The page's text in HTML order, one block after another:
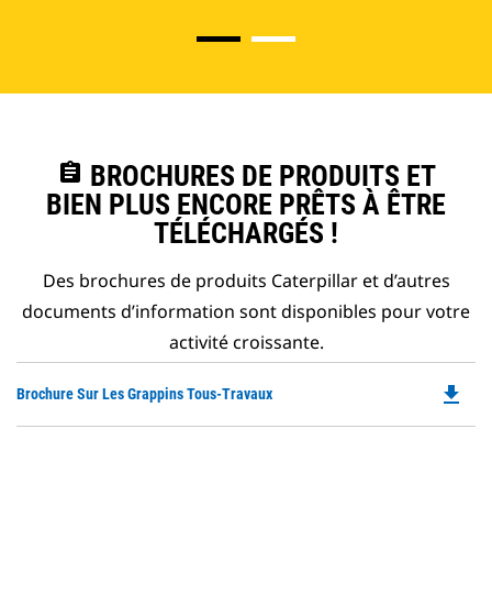
assignment BROCHURES DE PRODUITS ET
BIEN PLUS ENCORE PRÊTS À ÊTRE
TÉLÉCHARGÉS !
Des brochures de produits Caterpillar et d’autres
documents d’information sont disponibles pour votre
activité croissante.
Brochure Sur Les Grappins Tous-Travaux file_download